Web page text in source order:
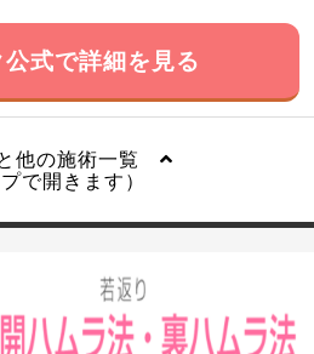
式で詳細を見る
他の施術一覧
プで開きます）